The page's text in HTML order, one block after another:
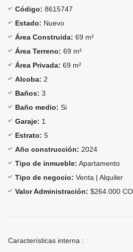
Código: 8615747
Estado: Nuevo
Área Construida: 69 m²
Área Terreno: 69 m²
Área Privada: 69 m²
Alcoba: 2
Baños: 3
Baño medio: Si
Garaje: 1
Estrato: 5
Año construcción: 2024
Tipo de inmueble: Apartamento
Tipo de negocio: Venta | Alquiler
Valor Administración: $264.000
Características interna :